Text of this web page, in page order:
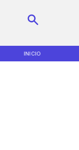
INICIO